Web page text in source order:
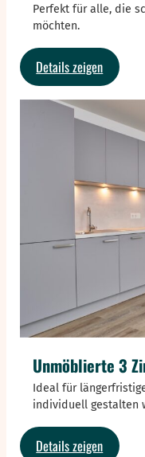
Perfekt für alle, die
möchten.
Details zeigen:
Möblierte
1-
Zimmer-
Unmöblierte 3
Ideal für
individuell gestalten
Details zeigen: